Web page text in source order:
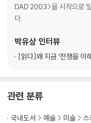
DAD 2003>을 시작으로
다.
박유상 인터뷰
[읽다]왜 지금 ‘전쟁을 이
관련 분류
국내도서 예술 미술